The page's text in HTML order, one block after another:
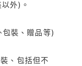
外)。
裝、贈品等)
、包括但不